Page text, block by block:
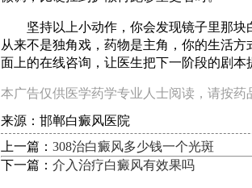
坚持以上小动作，你会发现镜子里那
从来不是独角戏，药物是主角，你的生活
面上的在线咨询，让医生把下一阶段的剧本
本广告仅供医学药学专业人士阅读，请按
来源：邯郸白癜风医院
上一篇： 308治白癜风多少钱一个光斑
下一篇： 介入治疗白癜风有效果吗